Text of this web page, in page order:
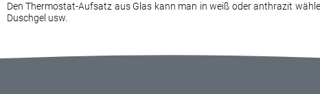
Den Thermostat-Aufsatz aus Glas kann man in weiß oder anthrazit
Duschgel usw.